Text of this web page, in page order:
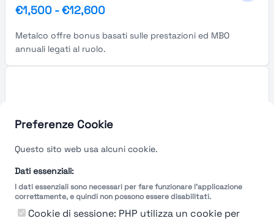
Preferenze Cookie
Questo sito web usa alcuni cookie.
Dati essenziali:
I dati essenziali sono necessari per fare funzionare l'applicazione
correttamente, e quindi non possono essere disabilitati.
Cookie di sessione: PHP utilizza un cookie per
€1,500 -€12,600
Metalco offre bonus basati sulle prestazioni ed MBO
annuali legati al ruolo.